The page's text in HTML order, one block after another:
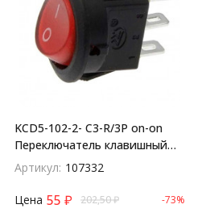
KCD5-102-2- C3-R/3P on-on
Переключатель клавишный
(рокерный) круглый
Артикул: 107332
Цена 55 ₽ 202,50₽ -73%